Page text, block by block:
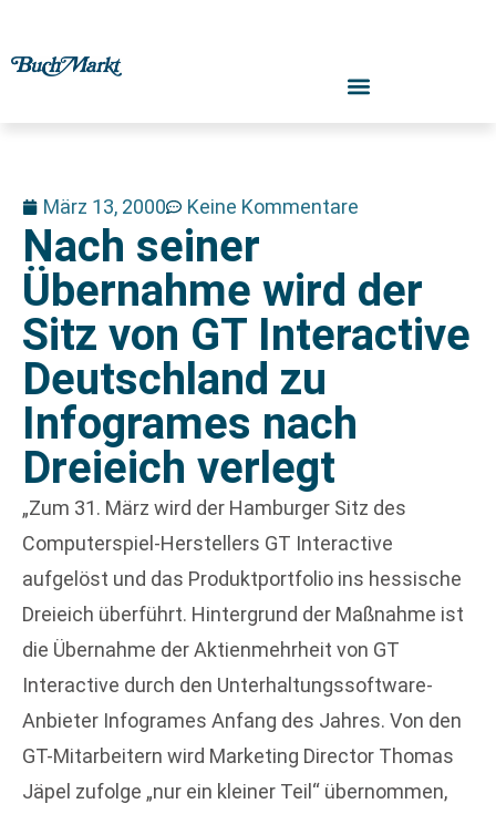
März 13, 2000 Keine Kommentare
Nach seiner
Übernahme wird der
Sitz von GT Interactive
Deutschland zu
Infogrames nach
Dreieich verlegt
„Zum 31. März wird der Hamburger Sitz des
Computerspiel-Herstellers GT Interactive
aufgelöst und das Produktportfolio ins hessische
Dreieich überführt. Hintergrund der Maßnahme ist
die Übernahme der Aktienmehrheit von GT
Interactive durch den Unterhaltungssoftware-
Anbieter Infogrames Anfang des Jahres. Von den
GT-Mitarbeitern wird Marketing Director Thomas
Jäpel zufolge „nur ein kleiner Teil“ übernommen,